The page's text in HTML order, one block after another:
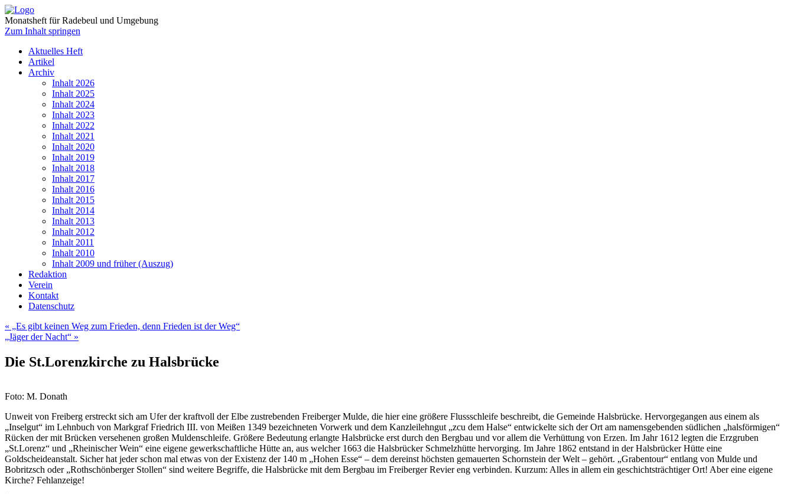
Monatsheft für Radebeul und Umgebung
Zum Inhalt springen
Aktuelles Heft
Artikel
Archiv
Inhalt 2026
Inhalt 2025
Inhalt 2024
Inhalt 2023
Inhalt 2022
Inhalt 2021
Inhalt 2020
Inhalt 2019
Inhalt 2018
Inhalt 2017
Inhalt 2016
Inhalt 2015
Inhalt 2014
Inhalt 2013
Inhalt 2012
Inhalt 2011
Inhalt 2010
Inhalt 2009 und früher (Auszug)
Redaktion
Verein
Kontakt
Datenschutz
« „Es gibt keinen Weg zum Frieden, denn Frieden ist der Weg“
„Jäger der Nacht“ »
Die St.Lorenzkirche zu Halsbrücke
Foto: M. Donath
Unweit von Freiberg erstreckt sich am Ufer der kraftvoll der Elbe zustrebenden Freiberger Mulde, die hier eine größere Flussschleife beschreibt, die Gemeinde Halsbrücke. Hervorgegangen aus einem als
„Inselgut“ im Lehnbuch von Markgraf Friedrich III. von Meißen 1349 bezeichneten Vorwerk und dem Kanzleilehngut „zcu dem Halse“ entwickelte sich der Ort am namensgebenden südlichen „halsförmigen“
Rücken der mit Brücken versehenen großen Muldenschleife. Größere Bedeutung erlangte Halsbrücke erst durch den Bergbau und vor allem die Verhüttung von Erzen. Im Jahr 1612 legten die Erzgruben
„St.Lorenz“ und „Rheinischer Wein“ eine eigene gewerkschaftliche Hütte an, aus welcher 1663 die Halsbrücker Schmelzhütte hervorging. Im Jahre 1862 entstand in der Halsbrücker Hütte eine
Goldscheideanstalt. Sicher hat jeder schon mal etwas von der Existenz der 140 m „Hohen Esse“ – dem dereinst höchsten gemauerten Schornstein der Welt – gehört. „Grabentour“ entlang von Mulde und
Bobritzsch oder „Rothschönberger Stollen“ sind weitere Begriffe, die Halsbrücke mit dem Bergbau im Freiberger Revier eng verbinden. Kurzum: Alles in allem ein geschichtsträchtiger Ort! Aber eine eigene
Kirche? Fehlanzeige!